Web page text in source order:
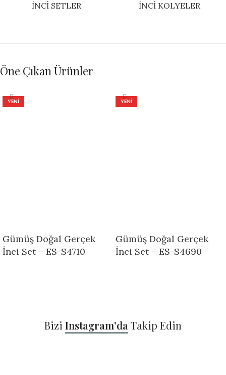
İNCI SETLER İNCI KOLYELER
Öne Çıkan Ürünler
YENI
Gümüş Doğal Gerçek
İnci Set – ES-S4710
YENI
Gümüş Doğal Gerçek
İnci Set – ES-S4690
Bizi Instagram'da Takip Edin